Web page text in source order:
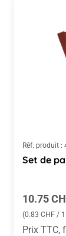
Réf. produit :
Set de
Prix
10.75
(0.83 CHF /
Prix TTC,